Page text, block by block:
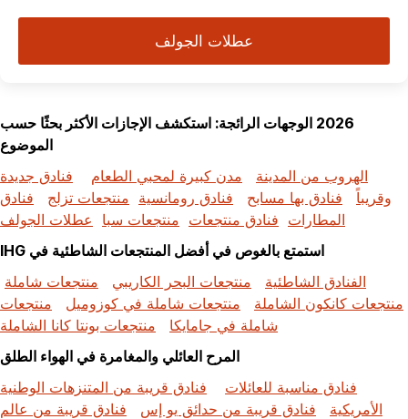
عطلات الجولف
2026 الوجهات الرائجة: استكشف الإجازات الأكثر بحثًا حسب
الموضوع
الهروب من المدينة
مدن كبيرة لمحبي الطعام
فنادق جديدة
وقريباً
فنادق بها مسابح فنادق رومانسية منتجعات تزلج
فنادق
المطارات فنادق منتجعات منتجعات سبا
عطلات الجولف
استمتع بالغوص في أفضل المنتجعات الشاطئية في IHG
الفنادق الشاطئية
منتجعات البحر الكاريبي
منتجعات شاملة
منتجعات كانكون الشاملة
منتجعات شاملة في كوزوميل
منتجعات
شاملة في جامايكا
منتجعات بونتا كانا الشاملة
المرح العائلي والمغامرة في الهواء الطلق
فنادق مناسبة للعائلات
فنادق قريبة من المتنزهات الوطنية
الأمريكية
فنادق قريبة من حدائق يو إس
فنادق قريبة من عالم